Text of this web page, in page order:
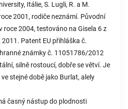
Itálie, S. Lugli, R. a M.
2001, rodiče neznámí. Původní
roce 2004, testováno na Gisela 6 z
Patent EU přihláška č.
známky č. 11051786/2012
silně rostoucí, dobře se větví. Je
stejné době jako Burlat, alely
časný nástup do plodnosti